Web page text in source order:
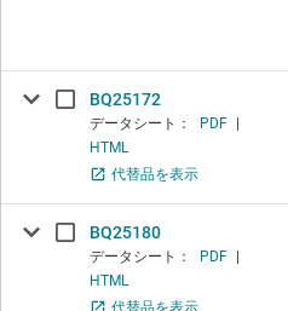
BQ25172
データシート： PDF
HTML
代替品を表示
BQ25180
データシート： PDF
HTML